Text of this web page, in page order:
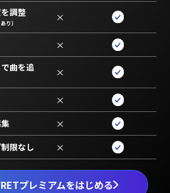
プレミアムをはじめる
調整
り） ×
×
曲を追
×
×
×
限なし ×